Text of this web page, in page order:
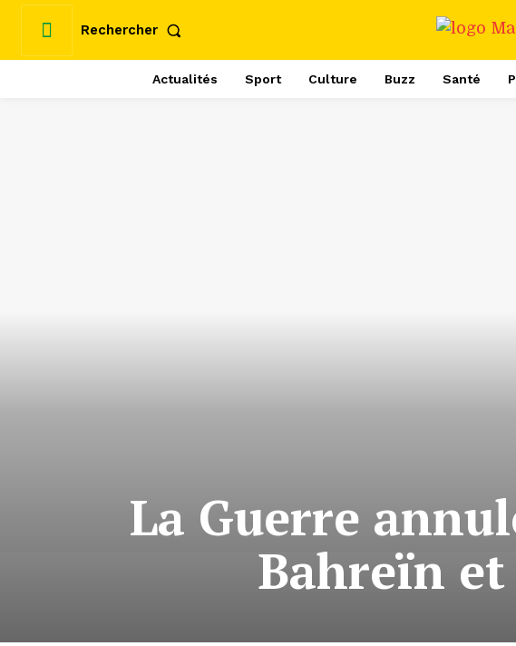
Rechercher
Actualités Sport Culture Buzz Santé
La Guerre
Bahreïn